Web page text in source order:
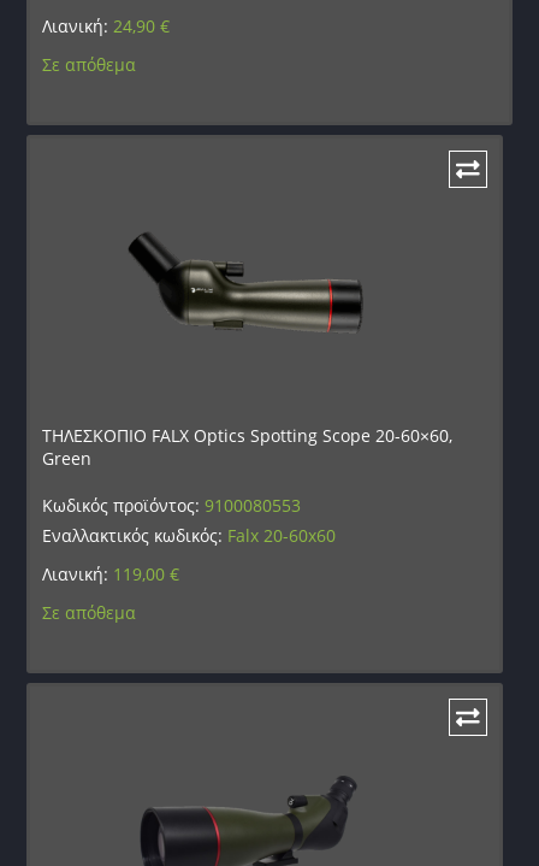
Λιανική:24,90€
Σε απόθεμα
ΤΗΛΕΣΚΟΠΙΟ FALX Optics Spotting Scope 20-60×60,
Green
Κωδικός προϊόντος:9100080553
Εναλλακτικός κωδικός: Falx 20-60x60
Λιανική: 119,00€
Σε απόθεμα